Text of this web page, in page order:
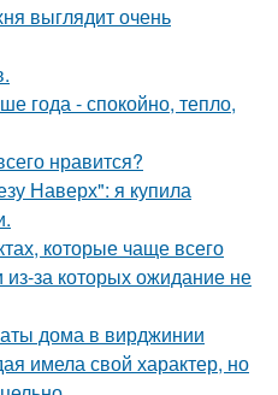
выглядит очень
года - спокойно, тепло,
нравится?
Наверх": я купила
которые чаще всего
из-за которых ожидание не
дома в вирджинии
имела свой характер, но